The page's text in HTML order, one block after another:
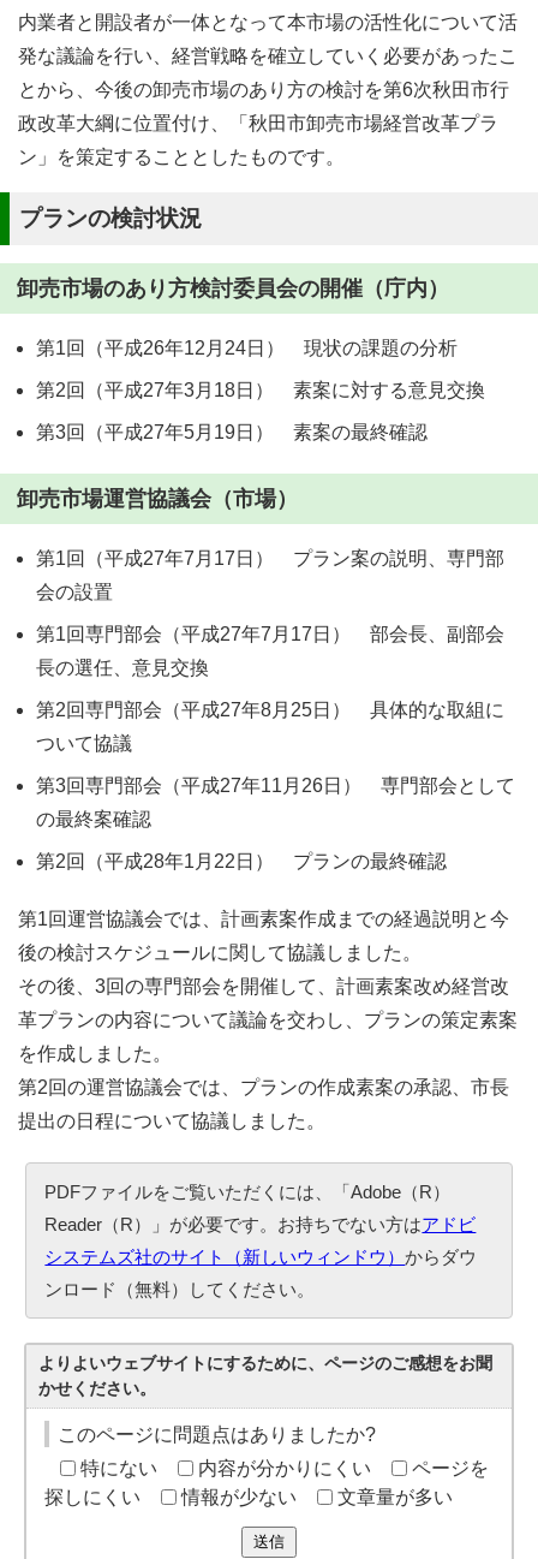
内業者と開設者が一体となって本市場の活性化について活
発な議論を行い、経営戦略を確立していく必要があったこ
とから、今後の卸売市場のあり方の検討を第6次秋田市行
政改革大綱に位置付け、「秋田市卸売市場経営改革プラ
ン」を策定することとしたものです。
プランの検討状況
卸売市場のあり方検討委員会の開催（庁内）
第1回（平成26年12月24日） 現状の課題の分析
第2回（平成27年3月18日） 素案に対する意見交換
第3回（平成27年5月19日） 素案の最終確認
卸売市場運営協議会（市場）
第1回（平成27年7月17日） プラン案の説明、専門部
会の設置
第1回専門部会（平成27年7月17日） 部会長、副部会
長の選任、意見交換
第2回専門部会（平成27年8月25日） 具体的な取組に
ついて協議
第3回専門部会（平成27年11月26日） 専門部会として
の最終案確認
第2回（平成28年1月22日） プランの最終確認
第1回運営協議会では、計画素案作成までの経過説明と今
後の検討スケジュールに関して協議しました。
その後、3回の専門部会を開催して、計画素案改め経営改
革プランの内容について議論を交わし、プランの策定素案
を作成しました。
第2回の運営協議会では、プランの作成素案の承認、市長
提出の日程について協議しました。
PDFファイルをご覧いただくには、「Adobe（R）
Reader（R）」が必要です。お持ちでない方はアドビ
システムズ社のサイト（新しいウィンドウ）からダウ
ンロード（無料）してください。
よりよいウェブサイトにするために、ページのご感想をお聞
かせください。
このページに問題点はありましたか?
特にない
内容が分かりにくい
ページを
探しにくい
情報が少ない 文章量が多い
送信